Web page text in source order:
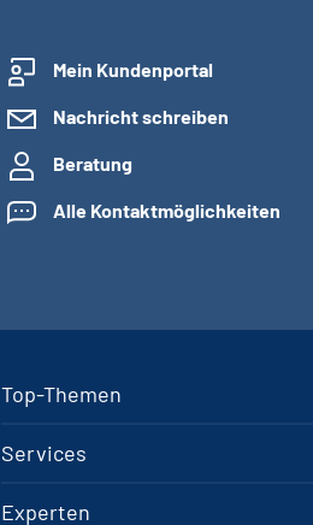
Mein Kundenportal
Nachricht schreiben
Beratung
Alle Kontaktmöglichkeiten
Top-Themen
Services
Experten